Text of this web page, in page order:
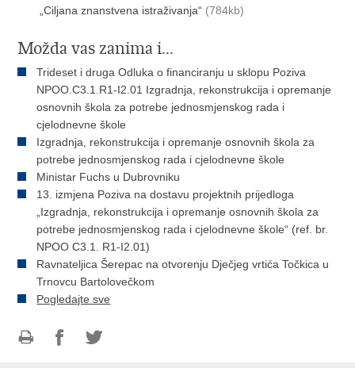
„Ciljana znanstvena istraživanja“ (784kb)
Možda vas zanima i...
Trideset i druga Odluka o financiranju u sklopu Poziva
NPOO.C3.1.R1-I2.01 Izgradnja, rekonstrukcija i opremanje
osnovnih škola za potrebe jednosmjenskog rada i
cjelodnevne škole
Izgradnja, rekonstrukcija i opremanje osnovnih škola za
potrebe jednosmjenskog rada i cjelodnevne škole
Ministar Fuchs u Dubrovniku
13. izmjena Poziva na dostavu projektnih prijedloga
„Izgradnja, rekonstrukcija i opremanje osnovnih škola za
potrebe jednosmjenskog rada i cjelodnevne škole“ (ref. br.
NPOO C3.1. R1-I2.01)
Ravnateljica Šerepac na otvorenju Dječjeg vrtića Točkica u
Trnovcu Bartolovečkom
Pogledajte sve